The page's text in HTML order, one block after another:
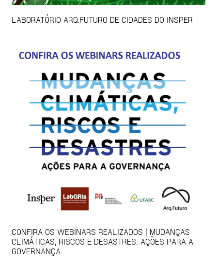
LABORATÓRIO ARQ.FUTURO DE CIDADES DO INSPER
CONFIRA OS WEBINARS REALIZADOS | MUDANÇAS
CLIMÁTICAS, RISCOS E DESASTRES: AÇÕES PARA A
GOVERNANÇA